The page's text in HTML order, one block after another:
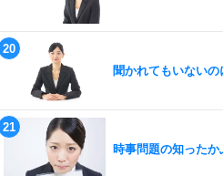
聞かれてもいないの
時事問題の知ったか